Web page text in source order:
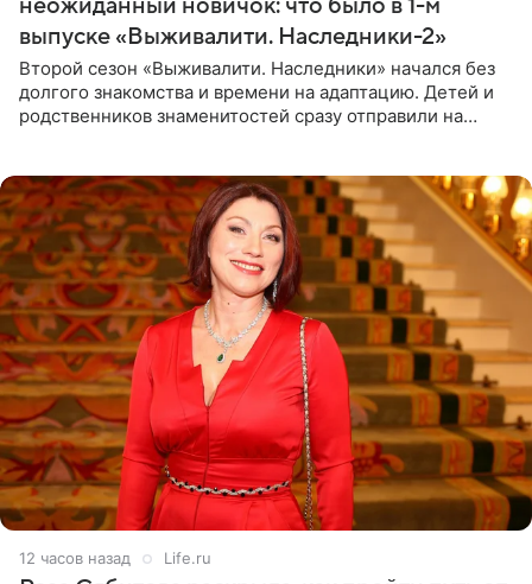
неожиданный новичок: что было в 1-м
выпуске «Выживалити. Наследники-2»
Второй сезон «Выживалити. Наследники» начался без
долгого знакомства и времени на адаптацию. Детей и
родственников знаменитостей сразу отправили на
12 часов назад Life.ru